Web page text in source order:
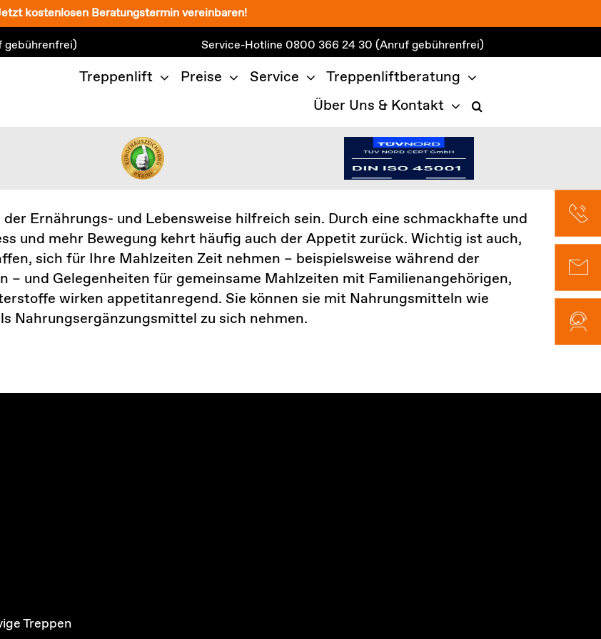
kostenlosen Beratungstermin vereinbaren!
gebührenfrei) Service-Hotline0800 366 24 30 (Anruf gebührenfrei)
Treppenlift Preise Service
Treppenliftberatung
Über Uns & Kontakt
Ernährungs- und Lebensweise hilfreich sein. Durch eine schmackhafte und
und mehr Bewegung kehrt häufig auch der Appetit zurück. Wichtig ist auch,
sich für Ihre Mahlzeiten Zeit nehmen – beispielsweise während der
und Gelegenheiten für gemeinsame Mahlzeiten mit Familienangehörigen,
wirken appetitanregend. Sie können sie mit Nahrungsmitteln wie
Nahrungsergänzungsmittel zu sich nehmen.
Treppen